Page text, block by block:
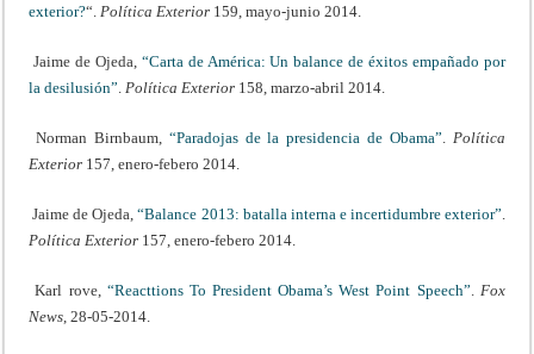
exterior?“. Política Exterior 159, mayo-junio 2014.
Jaime de Ojeda, “Carta de América: Un balance de éxitos empañado por
la desilusión” Política Exterior 158, marzo-abril 2014.
Norman Birnbaum, “Paradojas de la presidencia de Obama”
Política
Exterior 157, enero-febero 2014.
Jaime de Ojeda,“Balance 2013: batalla interna e incertidumbre exterior”
Política Exterior 157, enero-febero 2014.
Karl rove, “Reacttions To President Obama’s West Point Speech”
Fox
News , 28-05-2014.